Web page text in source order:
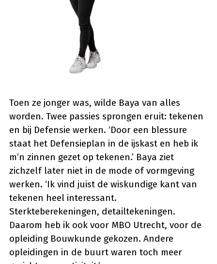
Toen ze jonger was, wilde Baya van alles
worden. Twee passies sprongen eruit: tekenen
en bij Defensie werken. ‘Door een blessure
staat het Defensieplan in de ijskast en heb ik
m’n zinnen gezet op tekenen.’ Baya ziet
zichzelf later niet in de mode of vormgeving
werken. ‘Ik vind juist de wiskundige kant van
tekenen heel interessant.
Sterkteberekeningen, detailtekeningen.
Daarom heb ik ook voor MBO Utrecht, voor de
opleiding Bouwkunde gekozen. Andere
opleidingen in de buurt waren toch meer